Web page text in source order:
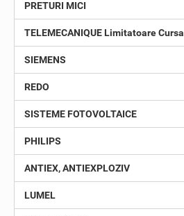
PRETURI MICI
TELEMECANIQUE Limitatoare Cursa
SIEMENS
REDO
SISTEME FOTOVOLTAICE
PHILIPS
ANTIEX, ANTIEXPLOZIV
LUMEL